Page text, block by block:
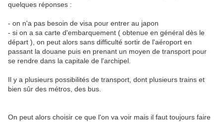
quelques réponses :
- on n'a pas besoin de visa pour entrer au japon
- si on a sa carte d'embarquement ( obtenue en général dès le
départ ), on peut alors sans difficulté sortir de l'aéroport en
passant la douane puis en prenant un moyen de transport pour
se rendre dans la capitale de l'archipel.
Il y a plusieurs possibilités de transport, dont plusieurs trains et
bien sûr des métros, des bus.
On peut alors choisir ce que l'on va voir mais il faut toujours faire